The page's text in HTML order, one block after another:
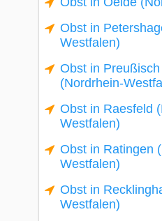
Obst in
Westfalen)
Obst in
(Nordrhein-
Obst in Raesfeld
Westfalen)
Obst in Ratingen
Westfalen)
Obst in
Westfalen)